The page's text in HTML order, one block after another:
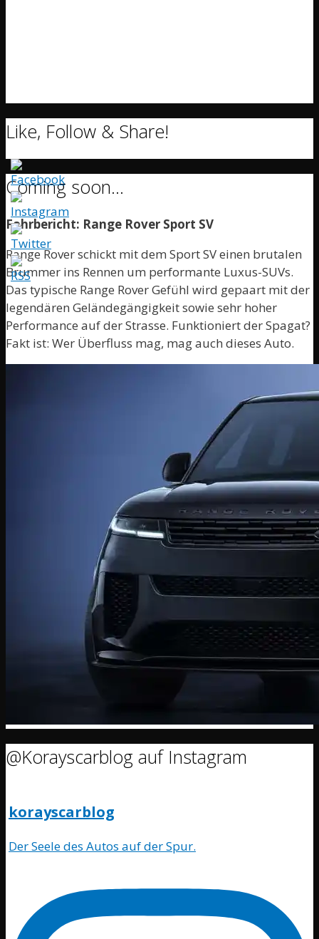
Like, Follow & Share!
Coming soon…
Fahrbericht: Range Rover Sport SV
Range Rover schickt mit dem Sport SV einen brutalen
Brummer ins Rennen um performante Luxus-SUVs.
Das typische Range Rover Gefühl wird gepaart mit der
legendären Geländegängigkeit sowie sehr hoher
Performance auf der Strasse. Funktioniert der Spagat?
Fakt ist: Wer Überfluss mag, mag auch dieses Auto.
@Korayscarblog auf Instagram
korayscarblog
Der Seele des Autos auf der Spur.